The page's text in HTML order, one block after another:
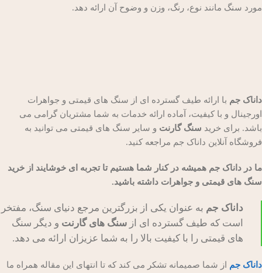
مورد سنگ مانند نوع، رنگ، وزن و وضوح آن ارائه دهد.
داناک جم با ارائه طیف گسترده ای از سنگ های قیمتی و جواهرات
اورجینال و با کیفیت، آماده ارائه خدمات به شما مشتریان گرامی می
باشد. برای خرید سنگ گارنت و سایر سنگ های قیمتی می توانید به
فروشگاه آنلاین داناک جم مراجعه کنید.
ما در داناک جم همیشه در کنار شما هستیم تا تجربه ای خوشایند از خرید
سنگ های قیمتی و جواهرات داشته باشید.
داناک جم به عنوان یکی از بزرگترین مرجع دنیای سنگ، مفتخر
است که طیف گسترده ای از سنگ های گارنت و دیگر سنگ
های قیمتی را با کیفیت بالا را به شما عزیزان ارائه می دهد.
داناک جم از شما صمیمانه تشکر می کند که تا انتهای این مقاله همراه ما